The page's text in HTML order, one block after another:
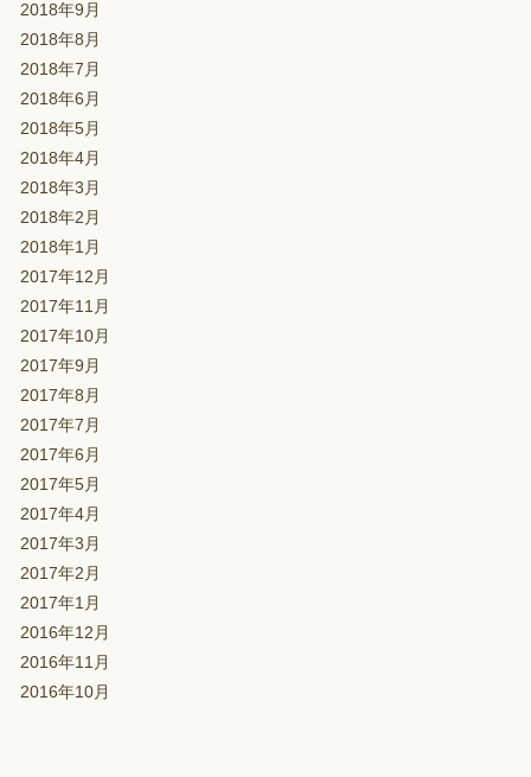
2018年9月
2018年8月
2018年7月
2018年6月
2018年5月
2018年4月
2018年3月
2018年2月
2018年1月
2017年12月
2017年11月
2017年10月
2017年9月
2017年8月
2017年7月
2017年6月
2017年5月
2017年4月
2017年3月
2017年2月
2017年1月
2016年12月
2016年11月
2016年10月